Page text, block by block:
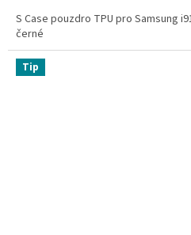
S Case pouzdro TPU pro Samsung
černé
Tip